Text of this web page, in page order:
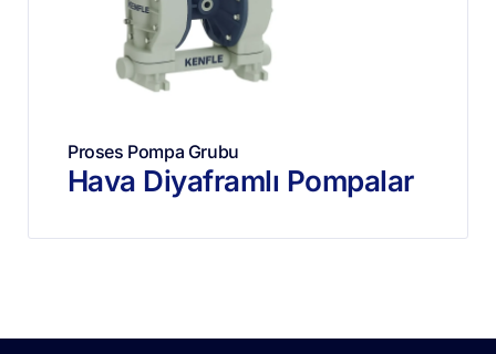
Proses Pompa Grubu
Hava Diyaframlı Pompalar